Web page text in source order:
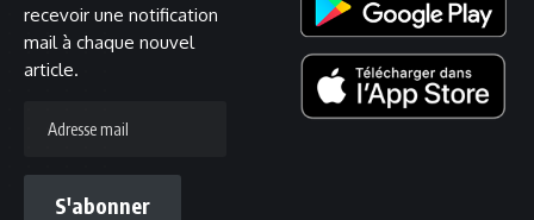
recevoir une notification
mail à chaque nouvel
article.
mail
S'abonner